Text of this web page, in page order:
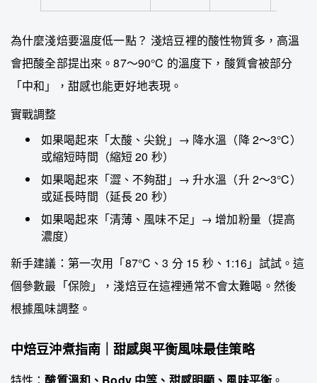
為什麼淺焙要溫度低一點？ 淺焙豆裡的酸性物質多，高溫
會把酸全部提出來。87～90°C 的溫度下，酸質會被部分
「中和」，甜感也能更好地表現。
實戰調整
如果喝起來「太酸、尖銳」→ 降水溫（降 2～3°C）
或縮短時間（縮短 20 秒）
如果喝起來「澀、不夠甜」→ 升水溫（升 2～3°C）
或延長時間（延長 20 秒）
如果喝起來「清薄、風味不足」→ 增加粉量（提高
濃度）
新手建議：第一次用「87°C、3 分 15 秒、1:16」試試。這
個參數最「保險」，淺焙豆在這裡通常不會太難喝。然後
根據風味調整。
中焙豆沖煮指南｜甜感與平衡風味最佳策略